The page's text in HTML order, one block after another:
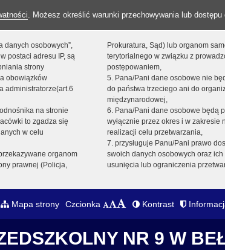
. Możesz określić warunki przechowywania lub
danych osobowych”,
postaci adresu IP, są
strony
obowiązków
administratorze(art.6
na stronie
to zgadza się
w celu
organom
prawnej (Policja,
Prokuratura, Sąd) lub organom
terytorialnego w związku z
postępowaniem,
5. Pana/Pani dane osobowe nie
do państwa trzeciego ani do
międzynarodowej,
6. Pana/Pani dane osobowe będą
wyłącznie przez okres i w zakresie
realizacji celu przetwarzania,
7. przysługuje Panu/Pani prawo
swoich danych osobowych oraz
usunięcia lub ograniczenia
Mapa strony Czcionka Kontrast
NR 9 W